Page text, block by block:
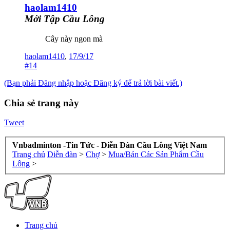
haolam1410
Mới Tập Cầu Lông
Cây này ngon mà
haolam1410, 17/9/17
#14
(Bạn phải Đăng nhập hoặc Đăng ký để trả lời bài viết.)
Chia sẻ trang này
Tweet
Vnbadminton -Tin Tức - Diễn Đàn Cầu Lông Việt Nam
Trang chủ Diễn đàn > Chợ > Mua/Bán Các Sản Phẩm Cầu
Lông >
Trang chủ